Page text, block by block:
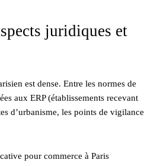
juridiques et
est dense. Entre les normes de
aux ERP (établissements recevant
d’urbanisme, les points de vigilance
pour commerce à Paris